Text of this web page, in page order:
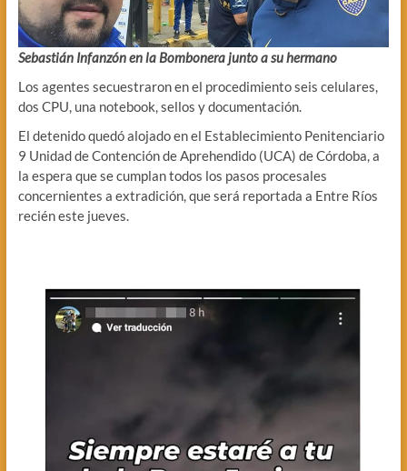
Sebastián Infanzón en la Bombonera junto a su hermano
Los agentes secuestraron en el procedimiento seis celulares,
dos CPU, una notebook, sellos y documentación.
El detenido quedó alojado en el Establecimiento Penitenciario
9 Unidad de Contención de Aprehendido (UCA) de Córdoba, a
la espera que se cumplan todos los pasos procesales
concernientes a extradición, que será reportada a Entre Ríos
recién este jueves.